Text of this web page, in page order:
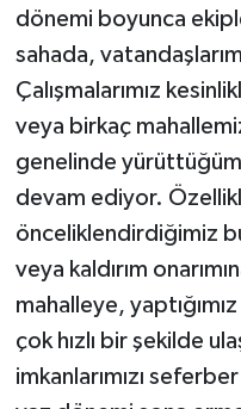
dönemi boyunca
sahada,
Çalışmalarımız
veya birkaç
genelinde
devam ediyor.
önceliklendirdiğimiz
veya kaldırım
mahalleye,
çok hızlı bir şekilde
imkanlarımızı